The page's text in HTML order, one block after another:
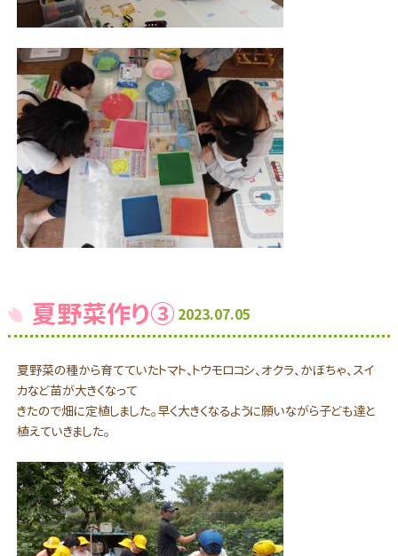
夏野菜作り③ 2023.07.05
夏野菜の種から育てていたトマト、トウモロコシ、オクラ、かぼちゃ、スイ
カなど苗が大きくなって
きたので畑に定植しました。早く大きくなるように願いながら子ども達と
植えていきました。